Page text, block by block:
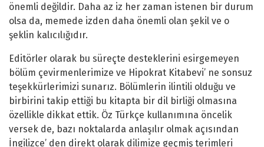
önemli değildir. Daha az iz her zaman istenen bir durum
olsa da, memede izden daha önemli olan şekil ve o
şeklin kalıcılığıdır.
Editörler olarak bu süreçte desteklerini esirgemeyen
bölüm çevirmenlerimize ve Hipokrat Kitabevi’ ne sonsuz
teşekkürlerimizi sunarız. Bölümlerin ilintili olduğu ve
birbirini takip ettiği bu kitapta bir dil birliği olmasına
özellikle dikkat ettik. Öz Türkçe kullanımına öncelik
versek de, bazı noktalarda anlaşılır olmak açısından
İngilizce’ den direkt olarak dilimize geçmiş terimleri